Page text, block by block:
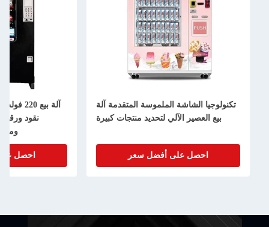
تكنولوجيا الشاشة الملموسة المتقدمة آلة
بيع العصير الآلي لتحديد منتجات كبيرة
احصل على أفضل سعر
نقود
احصل